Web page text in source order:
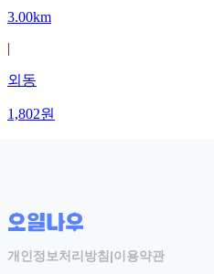
3.00km
|
외동
1,802원
개인정보처리방침 |이용약관